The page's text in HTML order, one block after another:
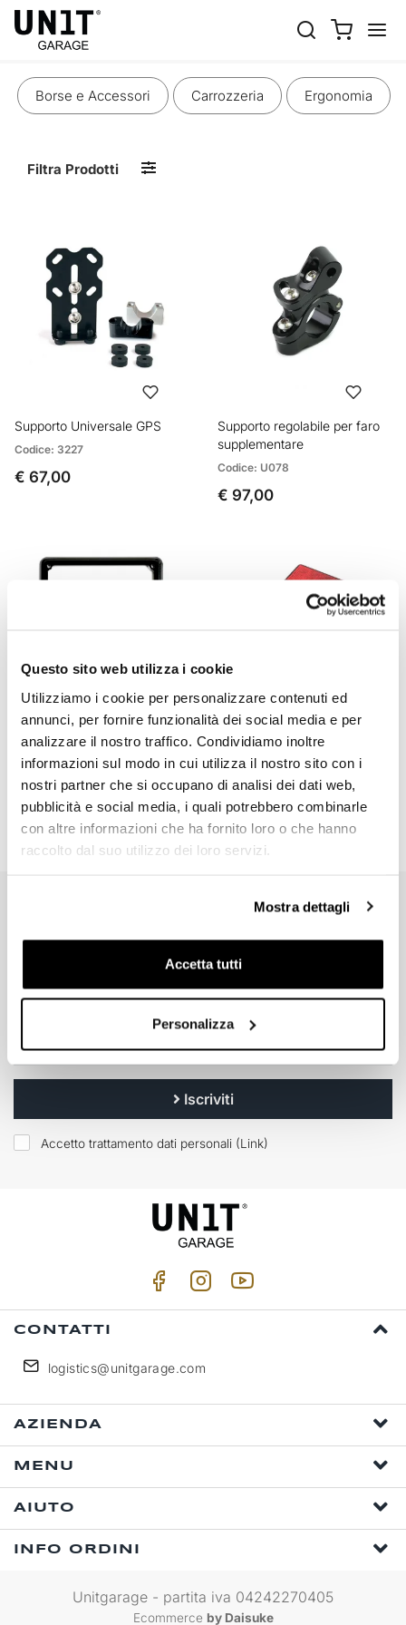
Questo sito web utilizza i cookie
Utilizziamo i cookie per personalizzare contenuti ed
annunci, per fornire funzionalità dei social media e per
analizzare il nostro traffico. Condividiamo inoltre
informazioni sul modo in cui utilizza il nostro sito con i
nostri partner che si occupano di analisi dei dati web,
pubblicità e social media, i quali potrebbero combinarle
con altre informazioni che ha fornito loro o che hanno
raccolto dal suo utilizzo dei loro servizi.
Mostra dettagli
Accetta tutti
Personalizza
FARI E ELETTRONICA
Borse e Accessori Carrozzeria Ergonomia
Filtra Prodotti
Supporto Universale GPS
Codice: 3227
€ 67,00
Supporto regolabile per faro
supplementare
Codice: U078
€ 97,00
Cornice targa
Codice: U083
€ 6,00
Catadiottro
Codice: U090
€ 12,00
EMAIL NEWSLETTER
Iscriviti gratuitamente alla nostra newsletter.
Iscriviti
Accetto trattamento dati personali (Link)
CONTATTI
logistics@unitgarage.com
AZIENDA
MENU
AIUTO
INFO ORDINI
Unitgarage - partita iva 04242270405
Ecommerce by Daisuke